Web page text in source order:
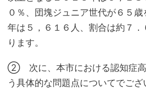
０％、団塊ジュニア世代が６５歳
年は５，６１６人、割合は約７
ります。
② 次に、本市における認知症高
う具体的な問題点についてでご